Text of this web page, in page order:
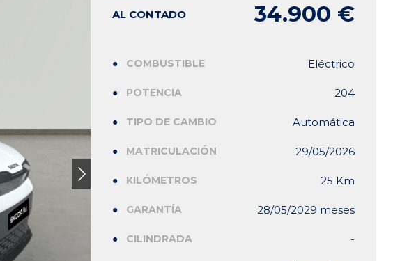
AL CONTADO 34.900 €
COMBUSTIBLE Eléctrico
POTENCIA 204
TIPO DE CAMBIO Automática
MATRICULACIÓN 29/05/2026
KILÓMETROS 25 Km
GARANTÍA 28/05/2029 meses
CILINDRADA -